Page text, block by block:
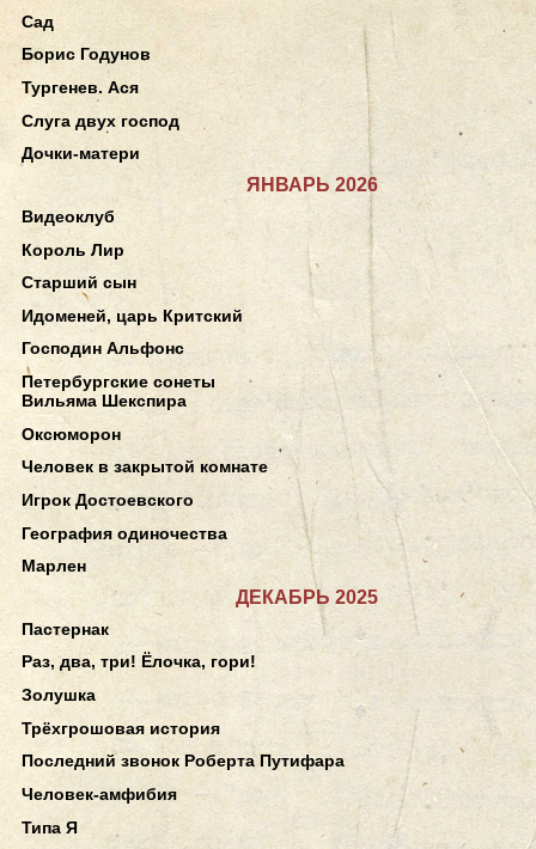
Сад
Борис Годунов
Тургенев. Ася
Слуга двух господ
Дочки-матери
ЯНВАРЬ 2026
Видеоклуб
Король Лир
Старший сын
Идоменей, царь Критский
Господин Альфонс
Петербургские сонеты
Вильяма Шекспира
Оксюморон
Человек в закрытой комнате
Игрок Достоевского
География одиночества
Марлен
ДЕКАБРЬ 2025
Пастернак
Раз, два, три! Ёлочка, гори!
Золушка
Трёхгрошовая история
Последний звонок Роберта Путифара
Человек-амфибия
Типа Я